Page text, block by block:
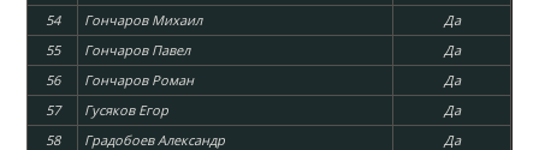
54
Гончаров Михаил
Да
55
Гончаров Павел
Да
56
Гончаров Роман
Да
57
Гусяков Егор
Да
58
Градобоев Александр
Да